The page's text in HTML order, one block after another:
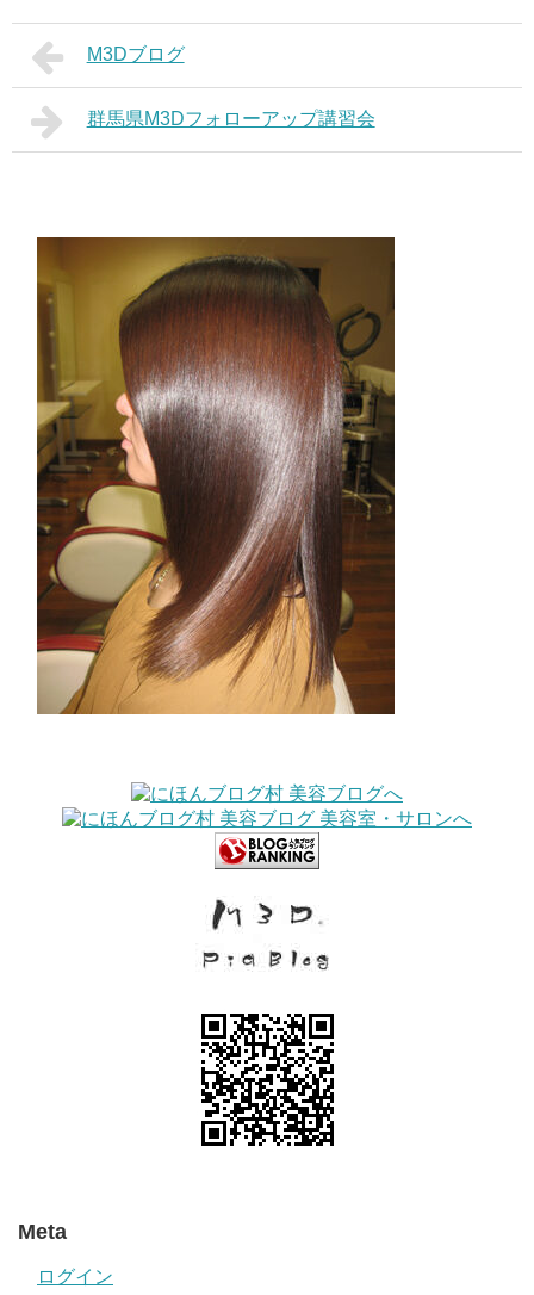
M3Dブログ
群馬県M3Dフォローアップ講習会
Meta
ログイン